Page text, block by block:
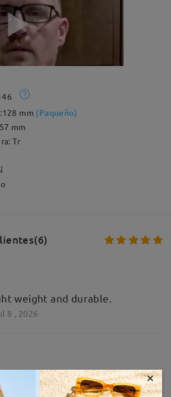
128 mm (Paqueño)
57 mm
Tr
weight and durable.
8 , 2026
MOSTRAR MÁS ×